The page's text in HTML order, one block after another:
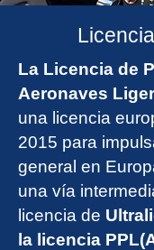
La Licencia de
Aeronaves
una licencia
2015 para
general en
una vía
licencia de
la licencia